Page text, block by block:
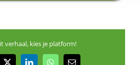
verhaal, kies je platform!